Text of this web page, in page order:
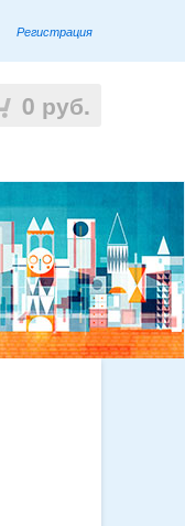
Регистрация
0 руб.